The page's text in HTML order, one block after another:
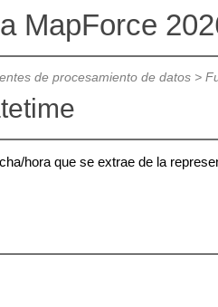
MapForce
de procesamiento de datos>
hora que se extrae de la